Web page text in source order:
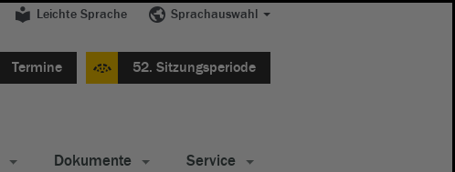
Leichte Sprache Sprachauswahl
Termine 52. Sitzungsperiode
Dokumente Service